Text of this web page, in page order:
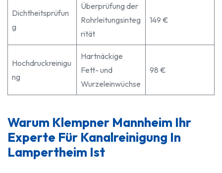
Dichtheitsprüfun
g
Überprüfung der
Rohrleitungsinteg
rität
149 €
Hochdruckreinigu
ng
Hartnäckige
Fett- und
Wurzeleinwüchse
98 €
Warum Klempner Mannheim Ihr
Experte Für Kanalreinigung In
Lampertheim Ist